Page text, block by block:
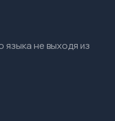
языка не выходя из